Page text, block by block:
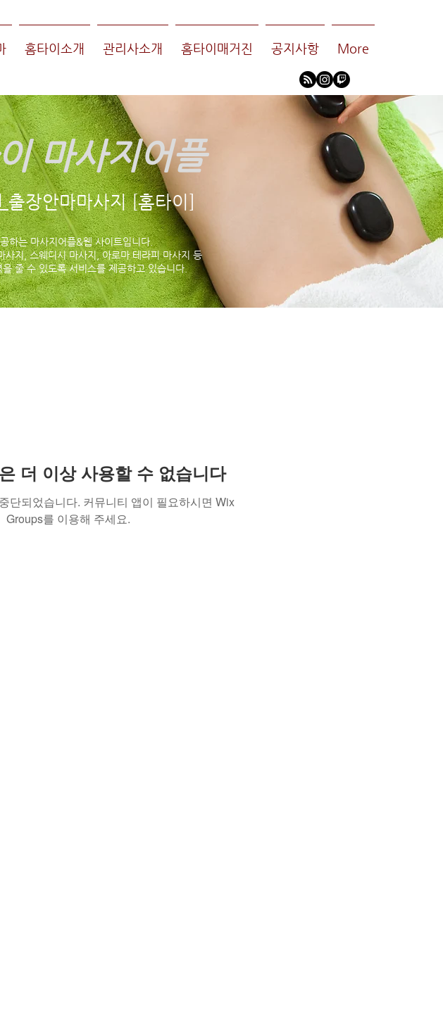
홈타이소개 관리사소개 홈타이매거진 공지사항 More
마사지어플
출장안마마사지 [홈타이]
하는 마사지어플&웹 사이트입니다.
지, 스웨디시 마사지, 아로마 테라피 마사지 등
줄 수 있도록 서비스를 제공하고 있습니다.
더 이상 사용할 수 없습니다
단되었습니다. 커뮤니티 앱이 필요하시면 Wix
Groups를 이용해 주세요.